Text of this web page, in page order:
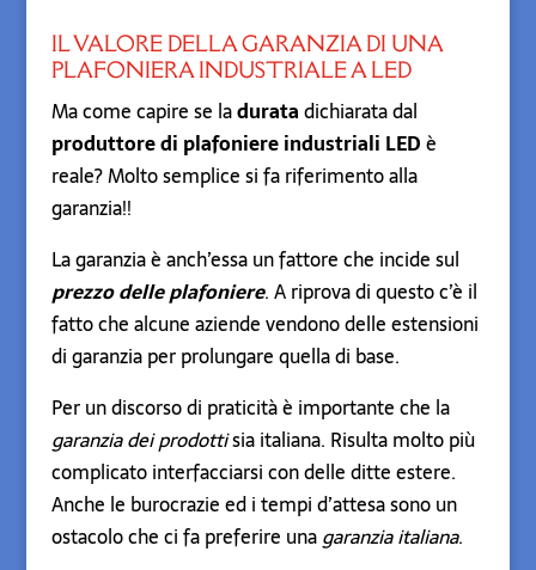
IL VALORE DELLA GARANZIA DI UNA
PLAFONIERA INDUSTRIALE A LED
Ma come capire se laduratadichiarata dal
produttore di plafoniere industriali LEDè
reale? Molto semplice si fa riferimento alla
garanzia!!
La garanzia è anch’essa un fattore che incide sul
prezzo delle plafoniere. A riprova di questo c’è il
fatto che alcune aziende vendono delle estensioni
di garanzia per prolungare quella di base.
Per un discorso di praticità è importante che la
garanzia dei prodottisia italiana. Risulta molto più
complicato interfacciarsi con delle ditte estere.
Anche le burocrazie ed i tempi d’attesa sono un
ostacolo che ci fa preferire unagaranzia italiana.